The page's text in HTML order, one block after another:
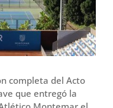
completa del Acto
que entregó la